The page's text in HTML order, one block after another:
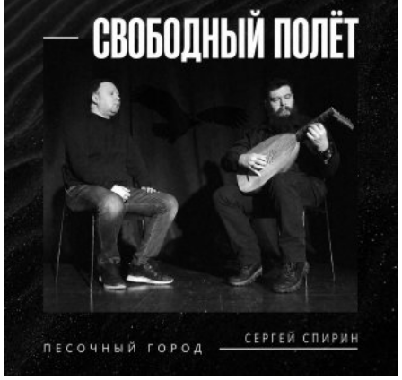
изображения